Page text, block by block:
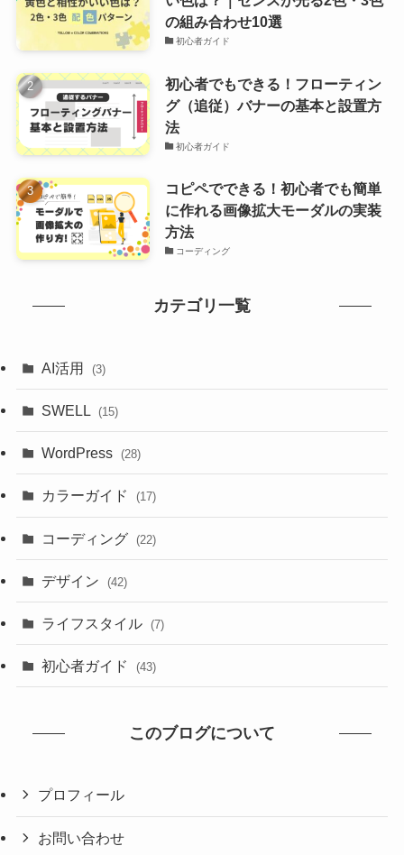
の組み合わせ10選
初心者ガイド
初心者でもできる！フローティン
グ（追従）バナーの基本と設置方
法
初心者ガイド
コピペでできる！初心者でも簡単
に作れる画像拡大モーダルの実装
方法
コーディング
カテゴリ一覧
AI活用 (3)
SWELL (15)
WordPress (28)
カラーガイド (17)
コーディング (22)
デザイン (42)
ライフスタイル (7)
初心者ガイド (43)
このブログについて
プロフィール
お問い合わせ